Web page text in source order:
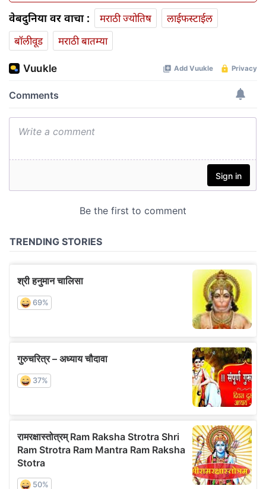
वेबदुनिया वर वाचा : मराठी ज्योतिष
लाईफस्टाईल
बॉलीवूड
मराठी बातम्या